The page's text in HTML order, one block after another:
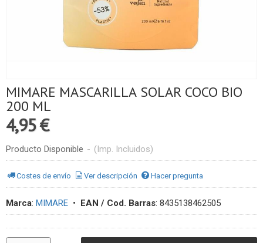
MIMARE MASCARILLA SOLAR COCO BIO
200 ML
4,95 €
Producto Disponible - (Imp. Incluidos)
Costes de envío Ver descripción Hacer pregunta
Marca: MIMARE • EAN / Cod. Barras: 8435138462505